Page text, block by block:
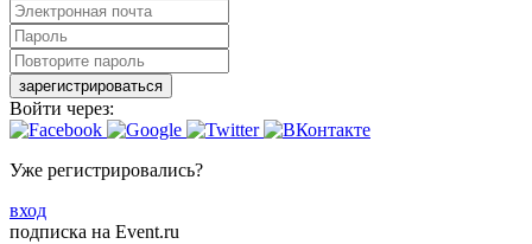
зарегистрироваться
Войти через:
Уже регистрировались?
вход
подписка на Event.ru